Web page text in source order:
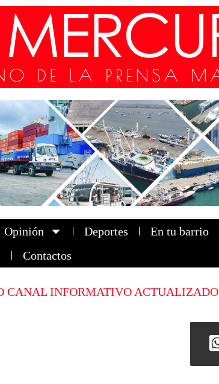
Opinión Deportes En tu barrio
Contactos
CANAL INFORMATIVO ACTUALIZADO